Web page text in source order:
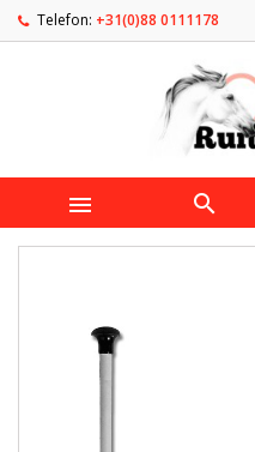
Telefon: +31(0)88 0111178
 